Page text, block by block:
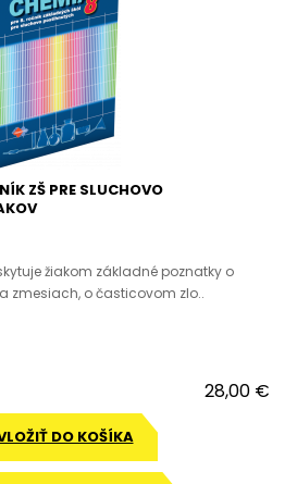
ZŠ PRE SLUCHOVO
žiakom základné poznatky o
zmesiach, o časticovom zlo..
28,00 €
DO KOŠÍKA